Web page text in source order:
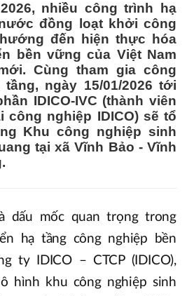
nhiều công trình hạ
đồng loạt khởi công
đến hiện thực hóa
bền vững của Việt Nam
Cùng tham gia công
ngày 15/01/2026 tới
IDICO-IVC (thành viên
công nghiệp IDICO) sẽ tổ
Khu công nghiệp sinh
tại xã Vĩnh Bảo - Vĩnh
dấu mốc quan trọng trong
hạ tầng công nghiệp bền
ty IDICO – CTCP (IDICO),
hình khu công nghiệp sinh